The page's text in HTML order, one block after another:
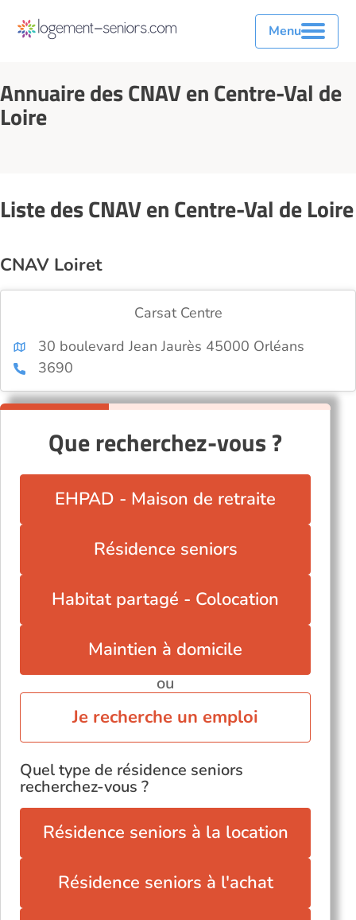
Menu
Annuaire des CNAV en Centre-Val de
Loire
Liste des CNAV en Centre-Val de Loire
CNAV Loiret
Carsat Centre
30 boulevard Jean Jaurès 45000 Orléans
3690
Que recherchez-vous ?
EHPAD - Maison de retraite
Résidence seniors
Habitat partagé - Colocation
Maintien à domicile
ou
Je recherche un emploi
Quel type de résidence seniors
recherchez-vous ?
Résidence seniors à la location
Résidence seniors à l'achat